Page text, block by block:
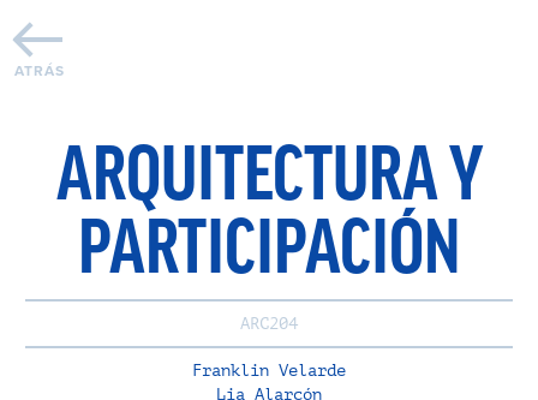
ATRÁS
ARQUITECTURA Y
PARTICIPACIÓN
ARC204
Franklin Velarde
Lia Alarcón